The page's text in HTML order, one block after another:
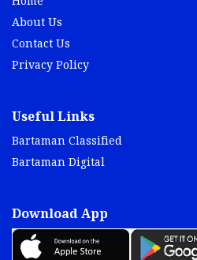
About Us
Contact Us
Privacy Policy
Useful Links
Bartaman Classified
Bartaman Digital
Download App